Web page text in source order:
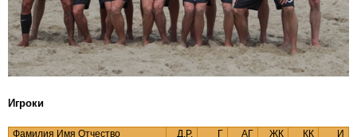
Игроки
Фамилия Имя Отчество Д.Р. Г АГ ЖК КК
И